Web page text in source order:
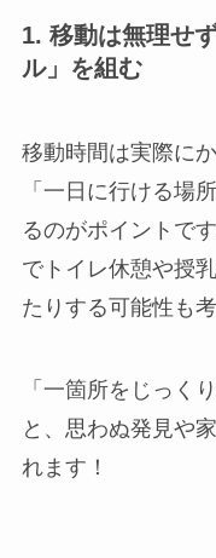
1. 移動は無理せ
ル」を組む
移動時間は実際に
「一日に行ける場
るのがポイントで
でトイレ休憩や授
たりする可能性も
「一箇所をじっく
と、思わぬ発見や
れます！